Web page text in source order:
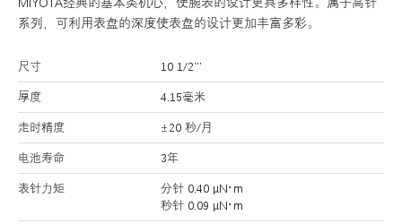
MIYOTA经典的基本类机心，使腕表的设计更具多样性。属于高针
系列，可利用表盘的深度使表盘的设计更加丰富多彩。
尺寸 10 1/2’’’
厚度 4.15毫米
走时精度 ±20 秒/月
电池寿命 3年
表针力矩
分针 0.40 μN･m
秒针 0.09 μN･m